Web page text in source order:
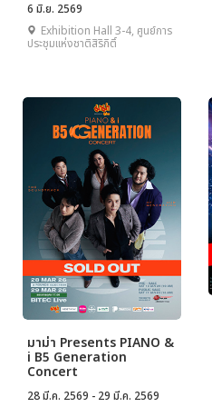
6 มิ.ย. 2569
Exhibition Hall 3-4, ศูนย์การ
ประชุมแห่งชาติสิริกิติ์
มาม่า Presents PIANO &
i B5 Generation
Concert
28 มี.ค. 2569 - 29 มี.ค. 2569